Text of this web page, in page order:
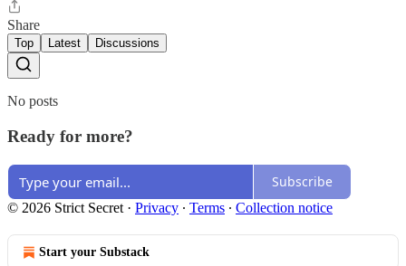
Share
Top Latest Discussions
No posts
Ready for more?
Subscribe
© 2026 Strict Secret · Privacy ∙ Terms ∙ Collection notice
Start your Substack